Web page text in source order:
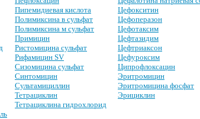
Пипемидиевая кислота
Полимиксина в сульфат
Полимиксина м сульфат
Примицин
Ристомицина сульфат
Рифамицин SV
Сизомицина сульфат
Синтомицин
Сультамициллин
Тетрациклин
Тетрациклина гидрохлорид
Цефокситин
Цефоперазон
Цефотаксим
Цефтазидим
Цефтриаксон
Цефуроксим
Ципрофлоксацин
Эритромицин
Эритромицина фосфат
Эрициклин